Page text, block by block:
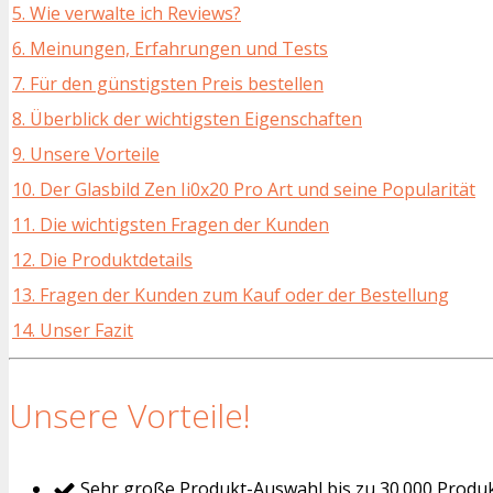
5. Wie verwalte ich Reviews?
6. Meinungen, Erfahrungen und Tests
7. Für den günstigsten Preis bestellen
8. Überblick der wichtigsten Eigenschaften
9. Unsere Vorteile
10. Der Glasbild Zen Ii0x20 Pro Art und seine Popularität
11. Die wichtigsten Fragen der Kunden
12. Die Produktdetails
13. Fragen der Kunden zum Kauf oder der Bestellung
14. Unser Fazit
Unsere Vorteile!